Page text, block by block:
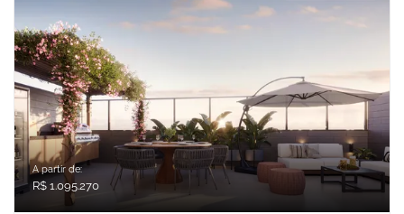
A partir de:
R$ 1.095.270